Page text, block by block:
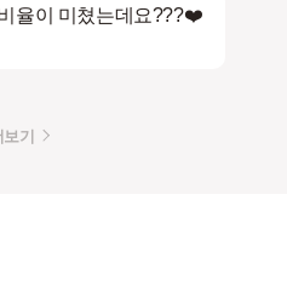
율이 미쳤는데요???❤️
보기